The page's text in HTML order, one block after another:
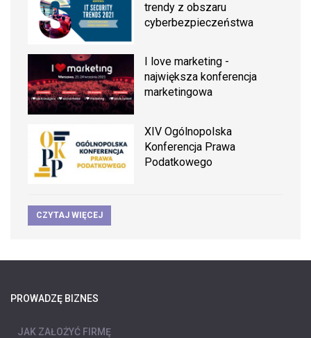
trendy z obszaru
cyberbezpieczeństwa
I love marketing -
największa konferencja
marketingowa
XIV Ogólnopolska
Konferencja Prawa
Podatkowego
CZYTAJ WIĘCEJ
PROWADZĘ BIZNES
JAK ZAŁOŻYĆ FIRMĘ